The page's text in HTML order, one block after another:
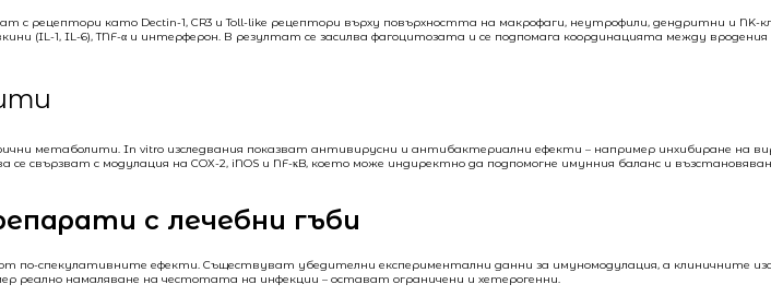
с рецептори като Dectin-1, CR3 и Toll-like рецептори върху повърхността на макрофаги, неутрофили, дендритни и NK-
(IL-1, IL-6), TNF-α и интерферон. В резултат се засилва фагоцитозата и се подпомага координацията между
метаболити. In vitro изследвания показват антивирусни и антибактериални ефекти – например инхибиране на
с модулация на COX-2, iNOS и NF-κB, което може индиректно да подпомогне имунния баланс и
с лечебни гъби
по-спекулативните ефекти. Съществуват убедителни експериментални данни за имуномодулация, а клиничните
намаляване на честотата на инфекции – остават ограничени и хетерогенни.